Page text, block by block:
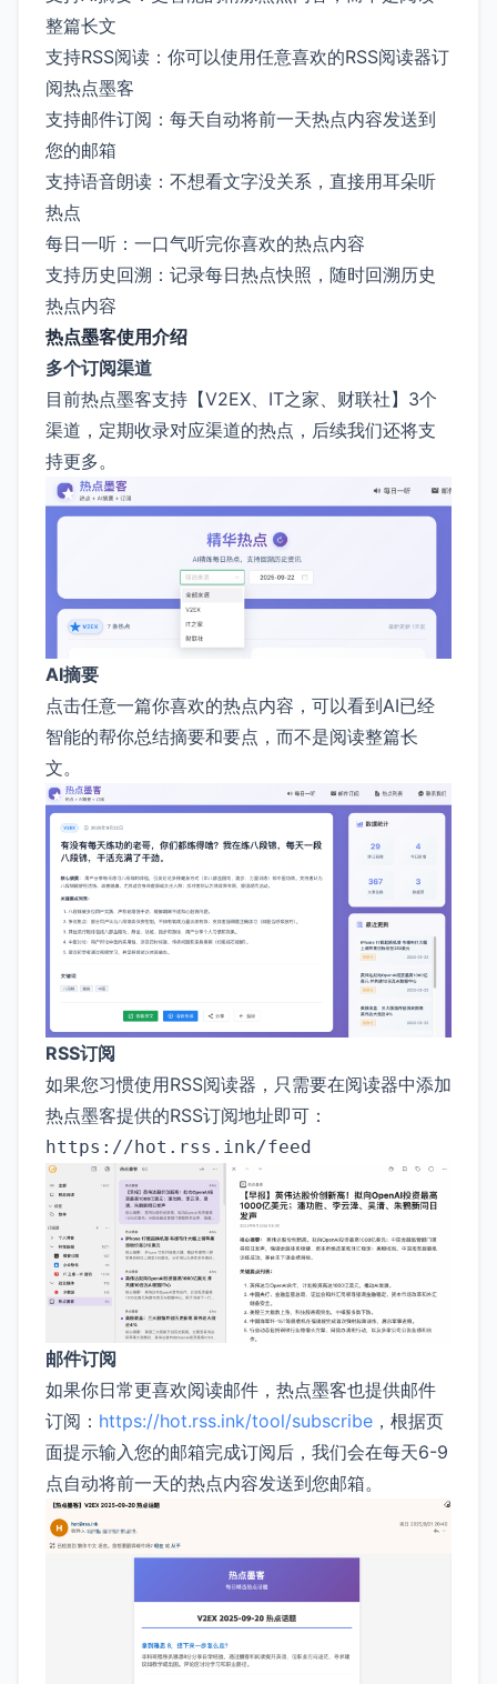
整篇长文
支持RSS阅读：你可以使用任意喜欢的RSS阅读器订
阅热点墨客
支持邮件订阅：每天自动将前一天热点内容发送到
您的邮箱
支持语音朗读：不想看文字没关系，直接用耳朵听
热点
每日一听：一口气听完你喜欢的热点内容
支持历史回溯：记录每日热点快照，随时回溯历史
热点内容
热点墨客使用介绍
多个订阅渠道
目前热点墨客支持【V2EX、IT之家、财联社】3个
渠道，定期收录对应渠道的热点，后续我们还将支
持更多。
AI摘要
点击任意一篇你喜欢的热点内容，可以看到AI已经
智能的帮你总结摘要和要点，而不是阅读整篇长
文。
RSS订阅
如果您习惯使用RSS阅读器，只需要在阅读器中添加
热点墨客提供的RSS订阅地址即可：
https://hot.rss.ink/feed
邮件订阅
如果你日常更喜欢阅读邮件，热点墨客也提供邮件
订阅： https://hot.rss.ink/tool/subscribe ，根据页
面提示输入您的邮箱完成订阅后，我们会在每天6-9
点自动将前一天的热点内容发送到您邮箱。